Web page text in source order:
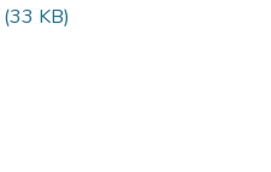
(33 KB)